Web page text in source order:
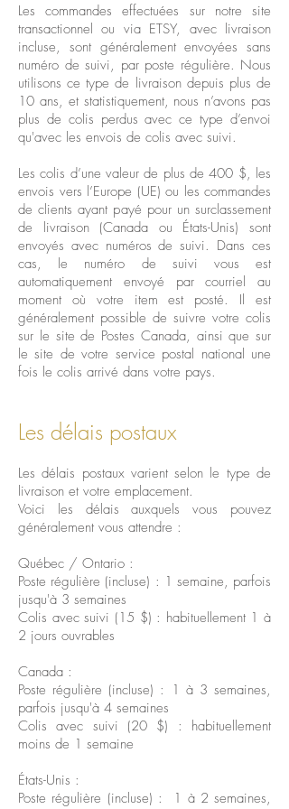
Les commandes effectuées sur notre site
transactionnel ou via ETSY, avec livraison
incluse, sont généralement envoyées sans
numéro de suivi, par poste régulière. Nous
utilisons ce type de livraison depuis plus de
10 ans, et statistiquement, nous n’avons pas
plus de colis perdus avec ce type d’envoi
qu'avec les envois de colis avec suivi.
Les colis d’une valeur de plus de 400 $, les
envois vers l’Europe (UE) ou les commandes
de clients ayant payé pour un surclassement
de livraison (Canada ou États-Unis) sont
envoyés avec numéros de suivi. Dans ces
cas, le numéro de suivi vous est
automatiquement envoyé par courriel au
moment où votre item est posté. Il est
généralement possible de suivre votre colis
sur le site de Postes Canada, ainsi que sur
le site de votre service postal national une
fois le colis arrivé dans votre pays.
Les délais postaux
Les délais postaux varient selon le type de
livraison et votre emplacement.
Voici les délais auxquels vous pouvez
généralement vous attendre :
Québec / Ontario :
Poste régulière (incluse) : 1 semaine, parfois
jusqu'à 3 semaines
Colis avec suivi (15 $) : habituellement 1 à
2 jours ouvrables
Canada :
Poste régulière (incluse) : 1 à 3 semaines,
parfois jusqu'à 4 semaines
Colis avec suivi (20 $) : habituellement
moins de 1 semaine
États-Unis :
Poste régulière (incluse) : 1 à 2 semaines,